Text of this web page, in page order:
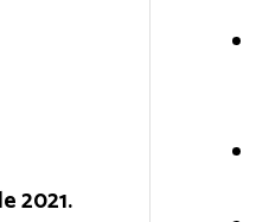
2021.